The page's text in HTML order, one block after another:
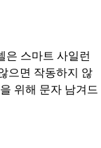
은 스마트 사일런
으면 작동하지 않
위해 문자 남겨드